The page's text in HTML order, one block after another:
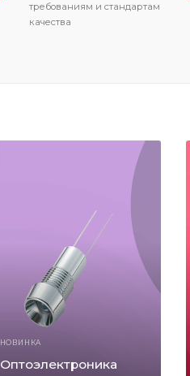
требованиям и стандартам
качества
НОВИНКА
Оптоэлектроника